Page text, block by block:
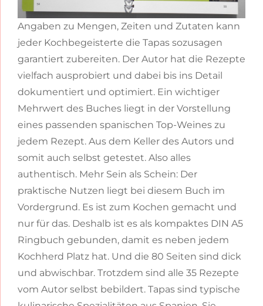
Angaben zu Mengen, Zeiten und Zutaten kann
jeder Kochbegeisterte die Tapas sozusagen
garantiert zubereiten. Der Autor hat die Rezepte
vielfach ausprobiert und dabei bis ins Detail
dokumentiert und optimiert. Ein wichtiger
Mehrwert des Buches liegt in der Vorstellung
eines passenden spanischen Top-Weines zu
jedem Rezept. Aus dem Keller des Autors und
somit auch selbst getestet. Also alles
authentisch. Mehr Sein als Schein: Der
praktische Nutzen liegt bei diesem Buch im
Vordergrund. Es ist zum Kochen gemacht und
nur für das. Deshalb ist es als kompaktes DIN A5
Ringbuch gebunden, damit es neben jedem
Kochherd Platz hat. Und die 80 Seiten sind dick
und abwischbar. Trotzdem sind alle 35 Rezepte
vom Autor selbst bebildert. Tapas sind typische